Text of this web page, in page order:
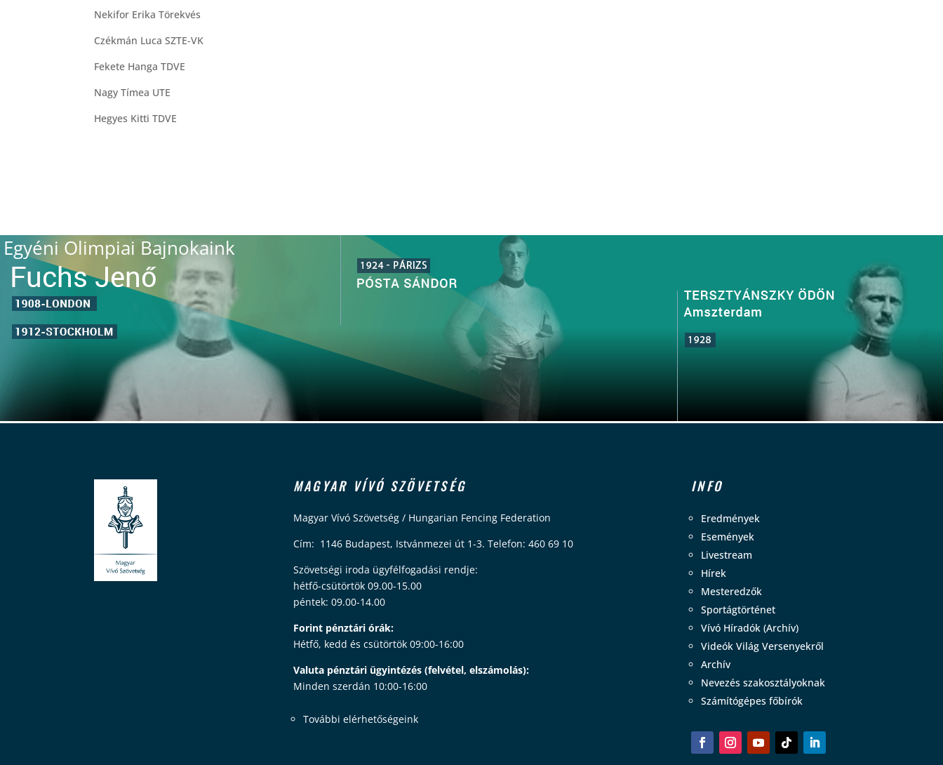
Nekifor Erika Törekvés
Czékmán Luca SZTE-VK
Fekete Hanga TDVE
Nagy Tímea UTE
Hegyes Kitti TDVE
Egyéni Olimpiai Bajnokaink
MAGYAR VÍVÓ SZÖVETSÉG
Magyar Vívó Szövetség / Hungarian Fencing Federation
Cím: 1146 Budapest, Istvánmezei út 1-3. Telefon: 460 69 10
Szövetségi iroda ügyfélfogadási rendje:
hétfő-csütörtök 09.00-15.00
péntek: 09.00-14.00
Forint pénztári órák:
Hétfő, kedd és csütörtök 09:00-16:00
Valuta pénztári ügyintézés (felvétel, elszámolás):
Minden szerdán 10:00-16:00
További elérhetőségeink
INFO
Eredmények
Események
Livestream
Hírek
Mesteredzők
Sportágtörténet
Vívó Híradók (Archív)
Videók Világ Versenyekről
Archív
Nevezés szakosztályoknak
Számítógépes főbírók